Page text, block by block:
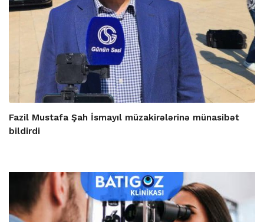
Fazil Mustafa Şah İsmayıl müzakirələrinə münasibət
bildirdi